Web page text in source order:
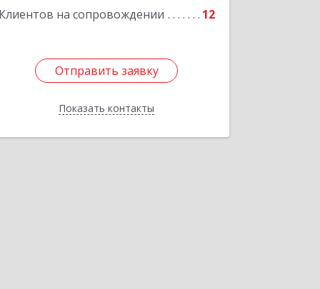
Клиентов на сопровождении 12
Отправить заявку
Показать контакты
Отправить заявку
Назад